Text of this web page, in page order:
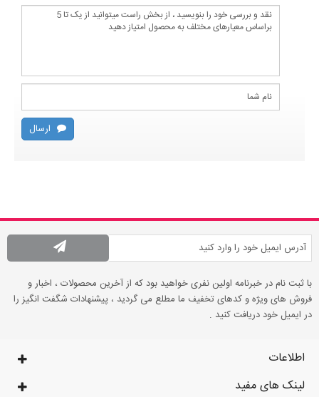
ارسال
با ثبت نام در خبرنامه اولین نفری خواهید بود که از آخرین محصولات ، اخبار و
فروش های ویژه و کدهای تخفیف ما مطلع می گردید ، پیشنهادات شگفت انگیز را
در ایمیل خود دریافت کنید .
اطلاعات
لینک های مفید